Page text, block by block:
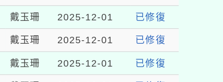
戴玉珊 2025-12-01 已修復
戴玉珊 2025-12-01 已修復
戴玉珊 2025-12-01 已修復